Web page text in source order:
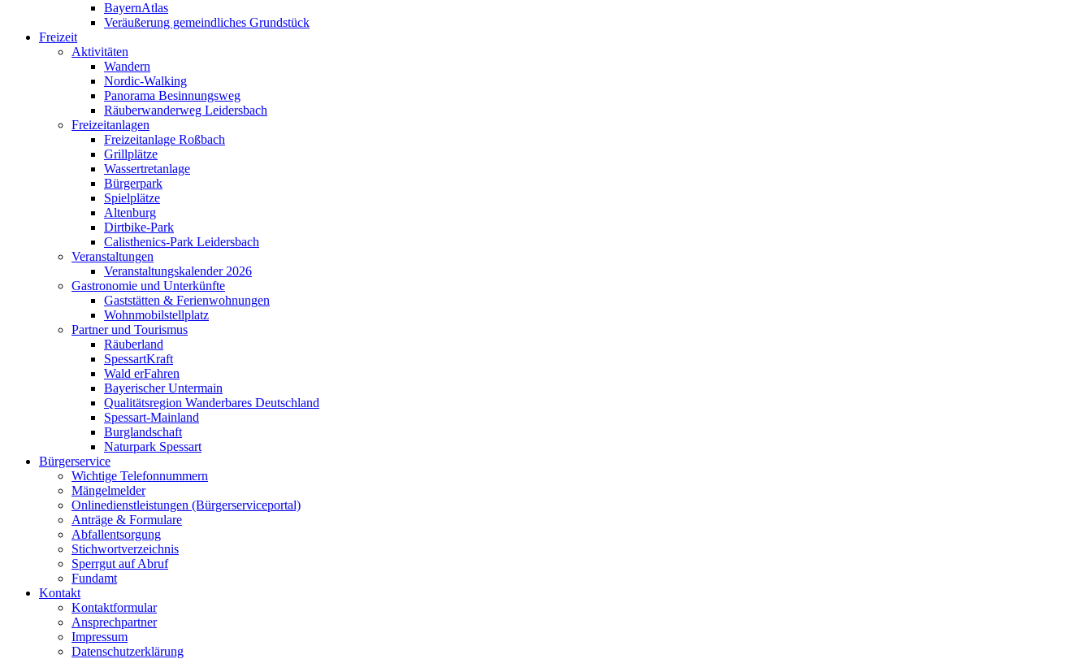
BayernAtlas
Veräußerung gemeindliches Grundstück
Freizeit
Aktivitäten
Wandern
Nordic-Walking
Panorama Besinnungsweg
Räuberwanderweg Leidersbach
Freizeitanlagen
Freizeitanlage Roßbach
Grillplätze
Wassertretanlage
Bürgerpark
Spielplätze
Altenburg
Dirtbike-Park
Calisthenics-Park Leidersbach
Veranstaltungen
Veranstaltungskalender 2026
Gastronomie und Unterkünfte
Gaststätten & Ferienwohnungen
Wohnmobilstellplatz
Partner und Tourismus
Räuberland
SpessartKraft
Wald erFahren
Bayerischer Untermain
Qualitätsregion Wanderbares Deutschland
Spessart-Mainland
Burglandschaft
Naturpark Spessart
Bürgerservice
Wichtige Telefonnummern
Mängelmelder
Onlinedienstleistungen (Bürgerserviceportal)
Anträge & Formulare
Abfallentsorgung
Stichwortverzeichnis
Sperrgut auf Abruf
Fundamt
Kontakt
Kontaktformular
Ansprechpartner
Impressum
Datenschutzerklärung